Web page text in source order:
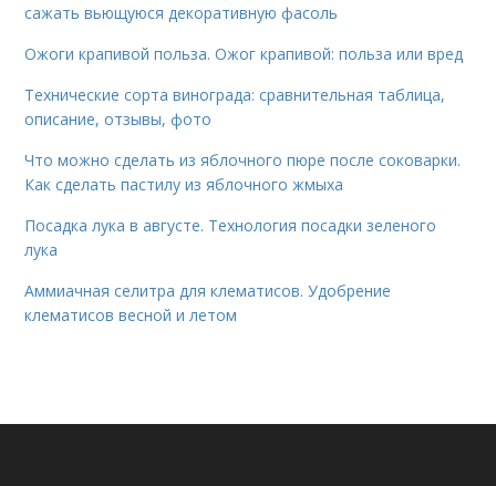
сажать вьющуюся декоративную фасоль
Ожоги крапивой польза. Ожог крапивой: польза или вред
Технические сорта винограда: сравнительная таблица,
описание, отзывы, фото
Что можно сделать из яблочного пюре после соковарки.
Как сделать пастилу из яблочного жмыха
Посадка лука в августе. Технология посадки зеленого
лука
Аммиачная селитра для клематисов. Удобрение
клематисов весной и летом